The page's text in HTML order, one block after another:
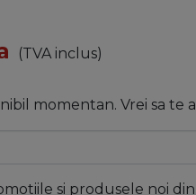
(TVA inclus)
momentan. Vrei sa te
si produsele noi din